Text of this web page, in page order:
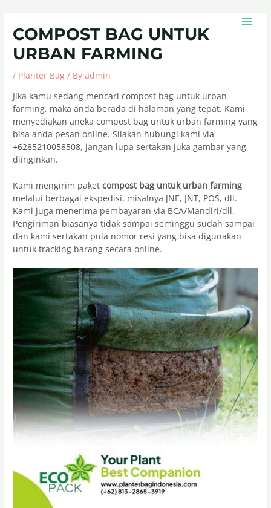
content
COMPOST BAG UNTUK
URBAN FARMING
/ Planter Bag / Byadmin
Jika kamu sedang mencari compost bag untuk urban
farming, maka anda berada di halaman yang tepat. Kami
menyediakan aneka compost bag untuk urban farming yang
bisa anda pesan online. Silakan hubungi kami via
+6285210058508, jangan lupa sertakan juka gambar yang
diinginkan.
Kami mengirim paketcompost bag untuk urban farming
melalui berbagai ekspedisi, misalnya JNE, JNT, POS, dll.
Kami juga menerima pembayaran via BCA/Mandiri/dll.
Pengiriman biasanya tidak sampai seminggu sudah sampai
dan kami sertakan pula nomor resi yang bisa digunakan
untuk tracking barang secara online.